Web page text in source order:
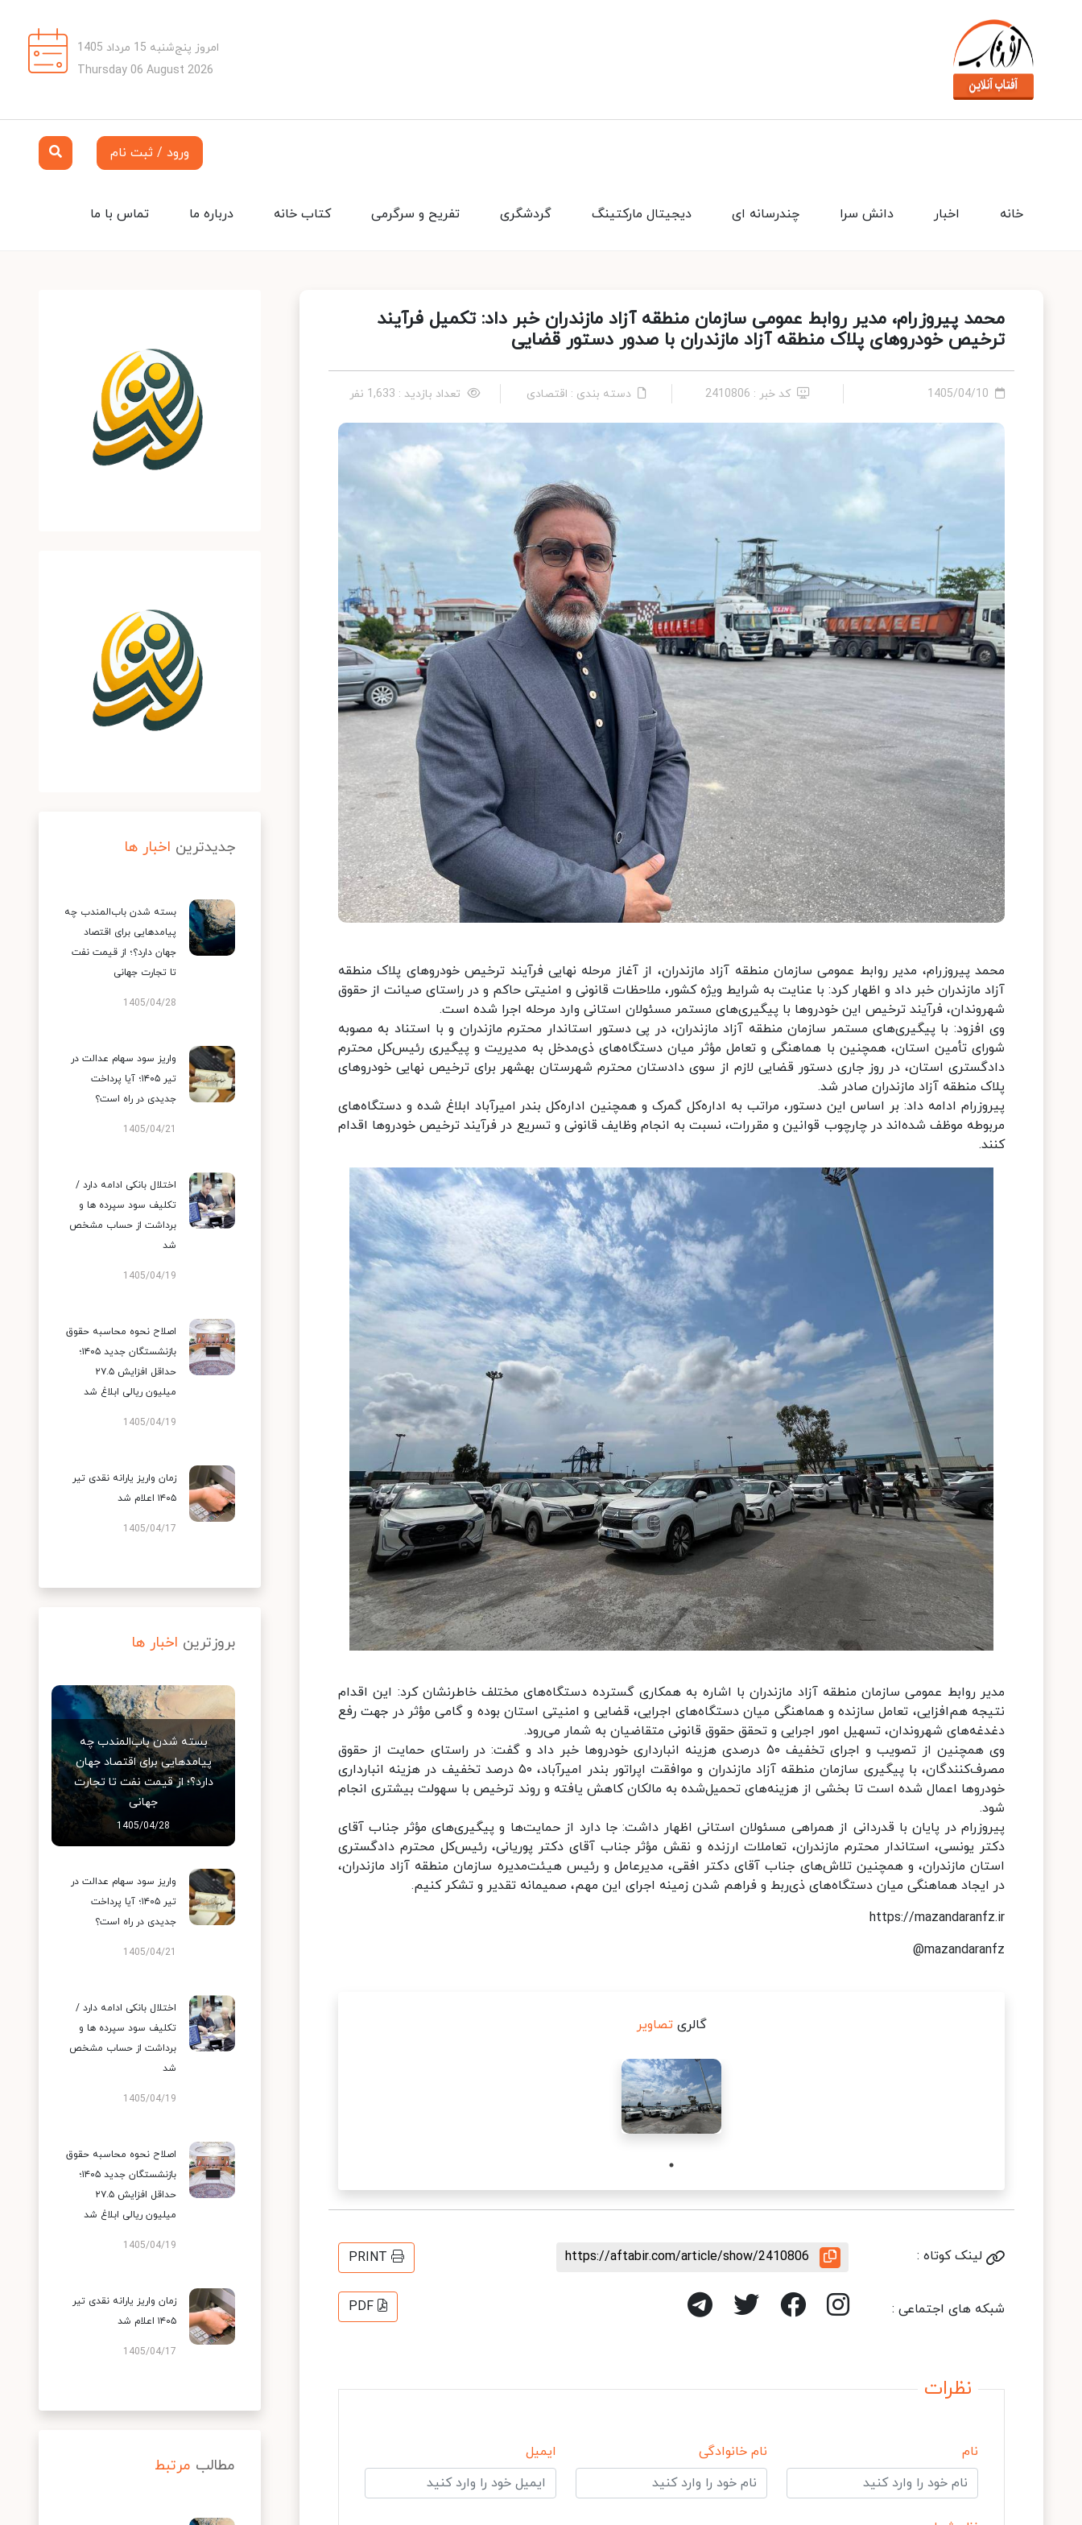
امروز پنج‌شنبه 15 مرداد 1405
Thursday 06 August 2026
ورود / ثبت نام
تماس با ما درباره ما کتاب خانه تفریح و سرگرمی گردشگری دیجیتال مارکتینگ چندرسانه ای دانش سرا اخبار خانه
محمد پیروزرام، مدیر روابط عمومی سازمان منطقه آزاد مازندران خبر داد: تکمیل فرآیند
ترخیص خودروهای پلاک منطقه آزاد مازندران با صدور دستور قضایی
1405/04/10 کد خبر : 2410806 دسته بندی : اقتصادی تعداد بازدید : 1,633 نفر
محمد پیروزرام، مدیر روابط عمومی سازمان منطقه آزاد مازندران، از آغاز مرحله نهایی فرآیند ترخیص خودروهای پلاک منطقه
آزاد مازندران خبر داد و اظهار کرد: با عنایت به شرایط ویژه کشور، ملاحظات قانونی و امنیتی حاکم و در راستای صیانت از حقوق
شهروندان، فرآیند ترخیص این خودروها با پیگیری‌های مستمر مسئولان استانی وارد مرحله اجرا شده است.
وی افزود: با پیگیری‌های مستمر سازمان منطقه آزاد مازندران، در پی دستور استاندار محترم مازندران و با استناد به مصوبه
شورای تأمین استان، همچنین با هماهنگی و تعامل مؤثر میان دستگاه‌های ذی‌مدخل به مدیریت و پیگیری رئیس‌کل محترم
دادگستری استان، در روز جاری دستور قضایی لازم از سوی دادستان محترم شهرستان بهشهر برای ترخیص نهایی خودروهای
پلاک منطقه آزاد مازندران صادر شد.
پیروزرام ادامه داد: بر اساس این دستور، مراتب به اداره‌کل گمرک و همچنین اداره‌کل بندر امیرآباد ابلاغ شده و دستگاه‌های
مربوطه موظف شده‌اند در چارچوب قوانین و مقررات، نسبت به انجام وظایف قانونی و تسریع در فرآیند ترخیص خودروها اقدام
کنند.
مدیر روابط عمومی سازمان منطقه آزاد مازندران با اشاره به همکاری گسترده دستگاه‌های مختلف خاطرنشان کرد: این اقدام
نتیجه هم‌افزایی، تعامل سازنده و هماهنگی میان دستگاه‌های اجرایی، قضایی و امنیتی استان بوده و گامی مؤثر در جهت رفع
دغدغه‌های شهروندان، تسهیل امور اجرایی و تحقق حقوق قانونی متقاضیان به شمار می‌رود.
وی همچنین از تصویب و اجرای تخفیف ۵۰ درصدی هزینه انبارداری خودروها خبر داد و گفت: در راستای حمایت از حقوق
مصرف‌کنندگان، با پیگیری سازمان منطقه آزاد مازندران و موافقت اپراتور بندر امیرآباد، ۵۰ درصد تخفیف در هزینه انبارداری
خودروها اعمال شده است تا بخشی از هزینه‌های تحمیل‌شده به مالکان کاهش یافته و روند ترخیص با سهولت بیشتری انجام
شود.
پیروزرام در پایان با قدردانی از همراهی مسئولان استانی اظهار داشت: جا دارد از حمایت‌ها و پیگیری‌های مؤثر جناب آقای
دکتر یونسی، استاندار محترم مازندران، تعاملات ارزنده و نقش مؤثر جناب آقای دکتر پوریانی، رئیس‌کل محترم دادگستری
استان مازندران، و همچنین تلاش‌های جناب آقای دکتر افقی، مدیرعامل و رئیس هیئت‌مدیره سازمان منطقه آزاد مازندران،
در ایجاد هماهنگی میان دستگاه‌های ذی‌ربط و فراهم شدن زمینه اجرای این مهم، صمیمانه تقدیر و تشکر کنیم.
https://mazandaranfz.ir
@mazandaranfz
گالری تصاویر
لینک کوتاه : https://aftabir.com/article/show/2410806
PRINT
شبکه های اجتماعی : PDF
نظرات
نام نام خانوادگی ایمیل
جدیدترین اخبار ها
بسته شدن باب‌المندب چه
پیامدهایی برای اقتصاد
جهان دارد؟؛ از قیمت نفت
تا تجارت جهانی
1405/04/28
واریز سود سهام عدالت در
تیر ۱۴۰۵؛ آیا پرداخت
جدیدی در راه است؟
1405/04/21
اختلال بانکی ادامه دارد /
تکلیف سود سپرده ها و
برداشت از حساب مشخص
شد
1405/04/19
اصلاح نحوه محاسبه حقوق
بازنشستگان جدید ۱۴۰۵؛
حداقل افزایش ۲۷.۵
میلیون ریالی ابلاغ شد
1405/04/19
زمان واریز یارانه نقدی تیر
۱۴۰۵ اعلام شد
1405/04/17
بروزترین اخبار ها
بسته شدن باب‌المندب چه
پیامدهایی برای اقتصاد جهان
دارد؟؛ از قیمت نفت تا تجارت
جهانی
1405/04/28
واریز سود سهام عدالت در
تیر ۱۴۰۵؛ آیا پرداخت
جدیدی در راه است؟
1405/04/21
اختلال بانکی ادامه دارد /
تکلیف سود سپرده ها و
برداشت از حساب مشخص
شد
1405/04/19
اصلاح نحوه محاسبه حقوق
بازنشستگان جدید ۱۴۰۵؛
حداقل افزایش ۲۷.۵
میلیون ریالی ابلاغ شد
1405/04/19
زمان واریز یارانه نقدی تیر
۱۴۰۵ اعلام شد
1405/04/17
مطالب مرتبط